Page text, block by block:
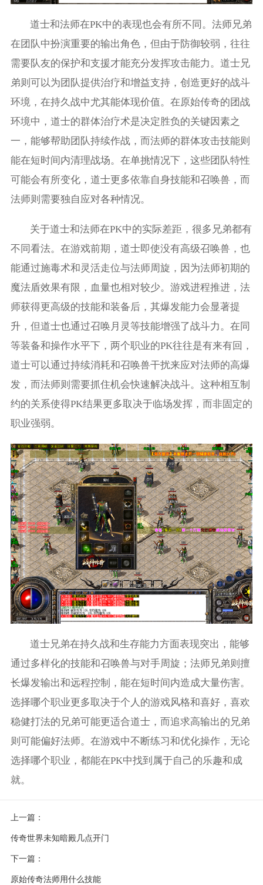
道士和法师在PK中的表现也会有所不同。法师兄弟
在团队中扮演重要的输出角色，但由于防御较弱，往往
需要队友的保护和支援才能充分发挥攻击能力。道士兄
弟则可以为团队提供治疗和增益支持，创造更好的战斗
环境，在持久战中尤其能体现价值。在原始传奇的团战
环境中，道士的群体治疗术是决定胜负的关键因素之
一，能够帮助团队持续作战，而法师的群体攻击技能则
能在短时间内清理战场。在单挑情况下，这些团队特性
可能会有所变化，道士更多依靠自身技能和召唤兽，而
法师则需要独自应对各种情况。
关于道士和法师在PK中的实际差距，很多兄弟都有
不同看法。在游戏前期，道士即使没有高级召唤兽，也
能通过施毒术和灵活走位与法师周旋，因为法师初期的
魔法盾效果有限，血量也相对较少。游戏进程推进，法
师获得更高级的技能和装备后，其爆发能力会显著提
升，但道士也通过召唤月灵等技能增强了战斗力。在同
等装备和操作水平下，两个职业的PK往往是有来有回，
道士可以通过持续消耗和召唤兽干扰来应对法师的高爆
发，而法师则需要抓住机会快速解决战斗。这种相互制
约的关系使得PK结果更多取决于临场发挥，而非固定的
职业强弱。
道士兄弟在持久战和生存能力方面表现突出，能够
通过多样化的技能和召唤兽与对手周旋；法师兄弟则擅
长爆发输出和远程控制，能在短时间内造成大量伤害。
选择哪个职业更多取决于个人的游戏风格和喜好，喜欢
稳健打法的兄弟可能更适合道士，而追求高输出的兄弟
则可能偏好法师。在游戏中不断练习和优化操作，无论
选择哪个职业，都能在PK中找到属于自己的乐趣和成
就。
上一篇：
传奇世界未知暗殿几点开门
下一篇：
原始传奇法师用什么技能